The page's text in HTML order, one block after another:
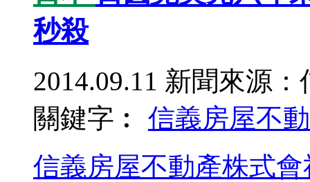
秒殺
2014.09.11 新聞來源：
關鍵字︰ 信義房屋不
信義房屋不動產株式